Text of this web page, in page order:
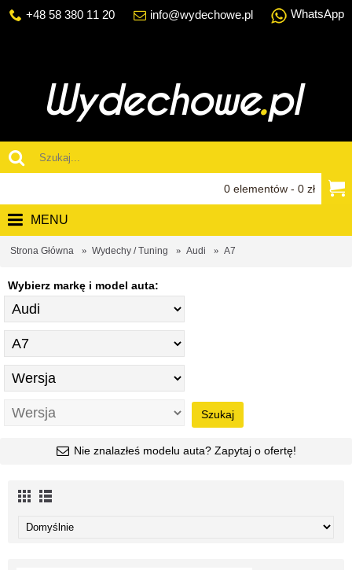
+48 58 380 11 20 info@wydechowe.pl WhatsApp
0 elementów - 0 zł
MENU
Strona Główna Wydechy / Tuning Audi A7
Wybierz markę i model auta:
Szukaj
Nie znalazłeś modelu auta? Zapytaj o ofertę!